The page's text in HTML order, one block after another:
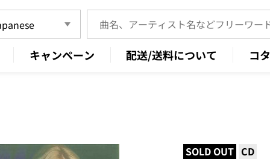
キャンペーン 配送/送料について コ
SOLD OUT CD